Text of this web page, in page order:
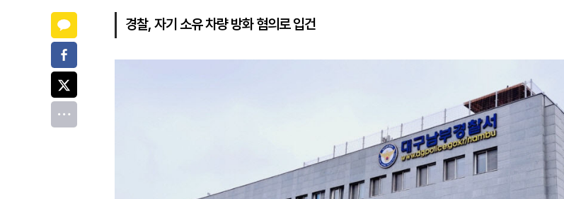
경찰, 자기 소유 차량 방화 혐의로 입건